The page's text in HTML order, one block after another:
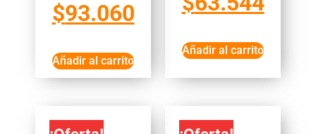
$93.060
Añadir al carrito
Añadir al carrito